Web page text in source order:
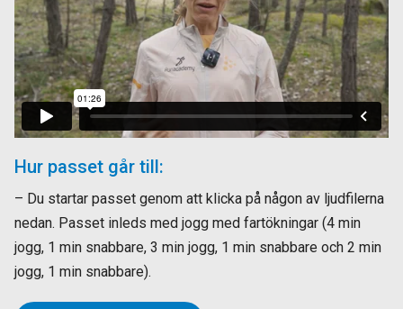
Hur passet går till:
– Du startar passet genom att klicka på någon av ljudfilerna
nedan. Passet inleds med jogg med fartökningar (4 min
jogg, 1 min snabbare, 3 min jogg, 1 min snabbare och 2 min
jogg, 1 min snabbare).